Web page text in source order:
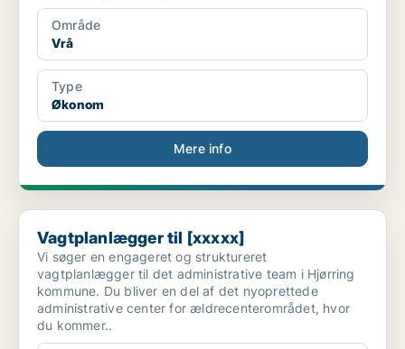
Område
Vrå
Type
Økonom
Mere info
Vagtplanlægger til [xxxxx]
Vagtplanlægger til [xxxxx]
Vi søger en engageret og struktureret
vagtplanlægger til det administrative team i Hjørring
kommune. Du bliver en del af det nyoprettede
administrative center for ældrecenterområdet, hvor
du kommer..